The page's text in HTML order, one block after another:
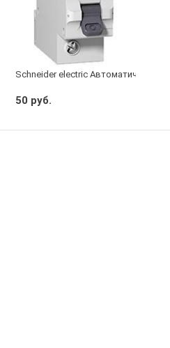
Schneider electric Автоматический
50 руб.